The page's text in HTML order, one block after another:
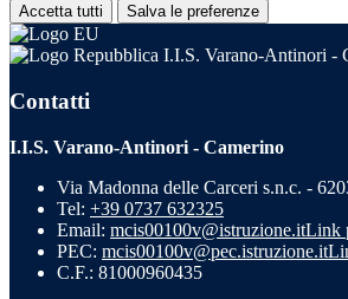
Accetta tutti Salva le preferenze
I.I.S. Varano-Antinori -
Contatti
I.I.S. Varano-Antinori - Camerino
Via Madonna delle Carceri s.n.c. -
Tel: +39 0737 632325
Email: mcis00100v@istruzione.itLink
PEC: mcis00100v@pec.istruzione.it
C.F.: 81000960435